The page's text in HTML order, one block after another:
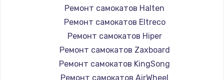
Ремонт самокатов Halten
Ремонт самокатов Eltreco
Ремонт самокатов Hiper
Ремонт самокатов Zaxboard
Ремонт самокатов KingSong
Ремонт самокатов AirWheel